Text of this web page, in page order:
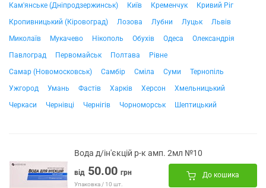
Кам'янське (Дніпродзержинськ)
Київ Кременчук
Кривий Ріг
Кропивницький (Кіровоград)
Лозова Лубни Луцьк
Львів
Миколаїв
Мукачево Нікополь Обухів Одеса
Олександрія
Павлоград
Первомайськ Полтава
Рівне
Самар (Новомосковськ)
Самбір Сміла Суми
Тернопіль
Ужгород
Умань Фастів Харків Херсон
Хмельницький
Черкаси
Чернівці Чернігів Чорноморськ Шептицький
Вода д/ін'єкцій р-к амп. 2мл №10
від 50.00 грн
Упаковка / 10 шт.
До кошика